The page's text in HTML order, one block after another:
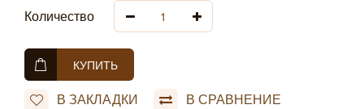
Количество
КУПИТЬ
В ЗАКЛАДКИ В СРАВНЕНИЕ